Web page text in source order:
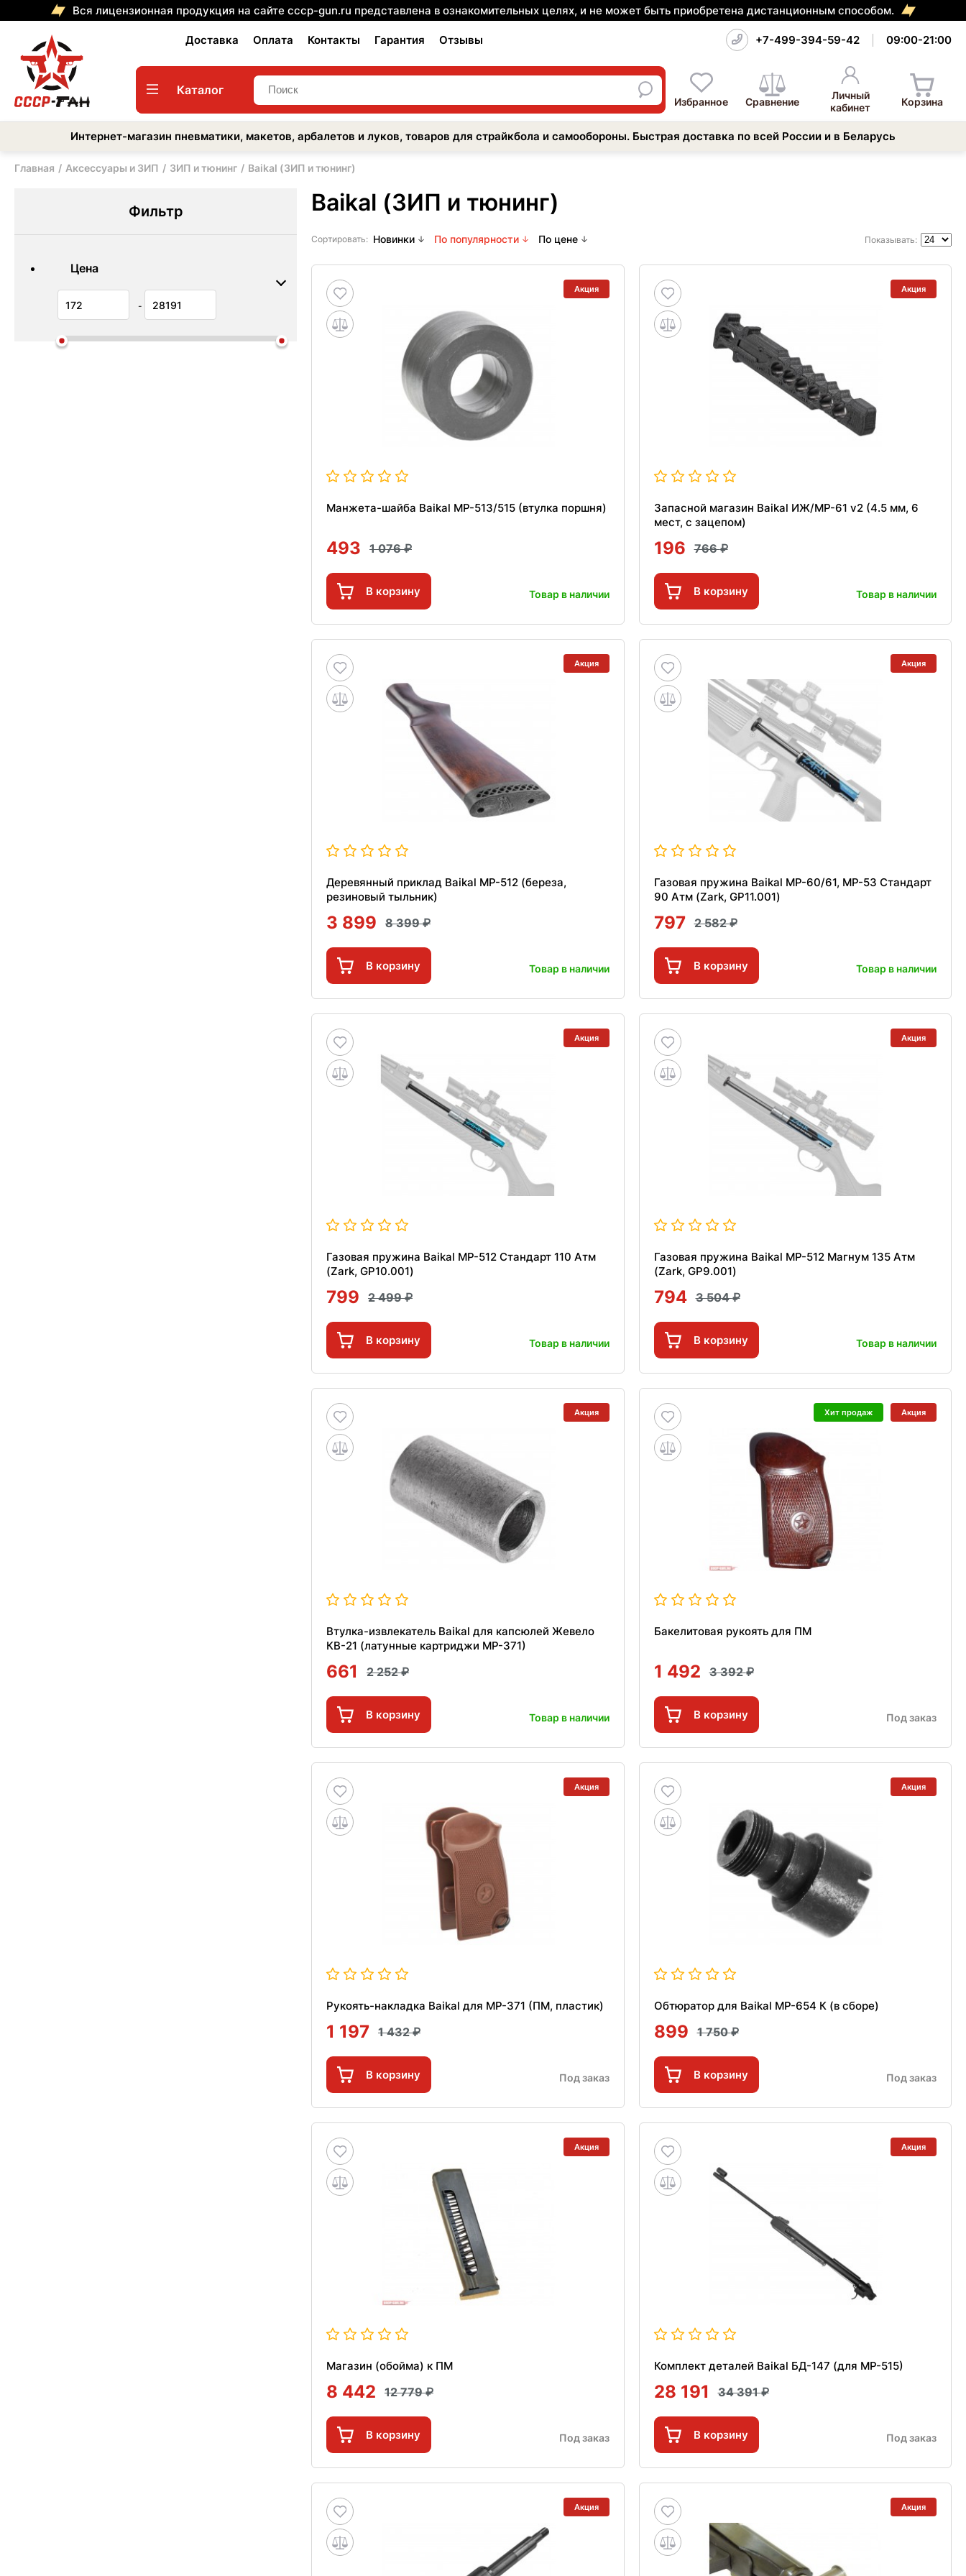
Вся лицензионная продукция на сайте cccp-gun.ru представлена в ознакомительных целях, и не может быть приобретена дистанционным способом.
Доставка Оплата Контакты Гарантия Отзывы +7-499-394-59-42 09:00-21:00
Каталог
Избранное Сравнение
Личный
кабинет
Корзина
Интернет-магазин пневматики, макетов, арбалетов и луков, товаров для страйкбола и самообороны. Быстрая доставка по всей России и в Беларусь
Главная Аксессуары и ЗИП ЗИП и тюнинг Baikal (ЗИП и тюнинг)
Фильтр
Цена
-
Baikal (ЗИП и тюнинг)
Сортировать: Новинки По популярности По цене Показывать:
Акция
Манжета-шайба Baikal MP-513/515 (втулка поршня)
493 1 076
В корзину Товар в наличии
Акция
Запасной магазин Baikal ИЖ/МР-61 v2 (4.5 мм, 6
мест, с зацепом)
196 766
В корзину Товар в наличии
Акция
Деревянный приклад Baikal МР-512 (береза,
резиновый тыльник)
3 899 8 399
В корзину Товар в наличии
Акция
Газовая пружина Baikal MP-60/61, MP-53 Стандарт
90 Атм (Zark, GP11.001)
797 2 582
В корзину Товар в наличии
Акция
Газовая пружина Baikal MP-512 Стандарт 110 Атм
(Zark, GP10.001)
799 2 499
В корзину Товар в наличии
Акция
Газовая пружина Baikal MP-512 Магнум 135 Атм
(Zark, GP9.001)
794 3 504
В корзину Товар в наличии
Акция
Втулка-извлекатель Baikal для капсюлей Жевело
КВ-21 (латунные картриджи МР-371)
661 2 252
В корзину Товар в наличии
Хит продаж Акция
Бакелитовая рукоять для ПМ
1 492 3 392
В корзину Под заказ
Акция
Рукоять-накладка Baikal для МР-371 (ПМ, пластик)
1 197 1 432
В корзину Под заказ
Акция
Обтюратор для Baikal МР-654 К (в сборе)
899 1 750
В корзину Под заказ
Акция
Магазин (обойма) к ПМ
8 442 12 779
В корзину Под заказ
Акция
Комплект деталей Baikal БД-147 (для МР-515)
28 191 34 391
В корзину Под заказ
Акция Акция